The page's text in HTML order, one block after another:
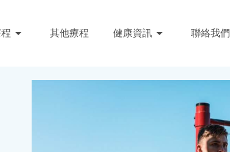
其他療程 健康資訊 聯絡我們